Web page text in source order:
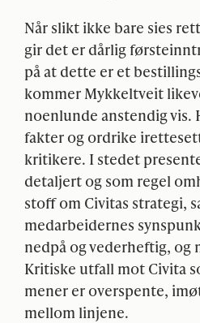
Når slikt ikke bare sies
gir det er dårlig
på at dette er et
kommer Mykkeltveit
noenlunde anstendig vis.
fakter og ordrike
kritikere. I stedet
detaljert og som regel
stoff om Civitas strategi,
medarbeidernes
nedpå og vederheftig, og
Kritiske utfall mot Civita
mener er overspente,
mellom linjene.